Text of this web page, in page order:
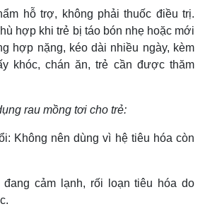
hỗ trợ, không phải thuốc điều trị.
hợp khi trẻ bị táo bón nhẹ hoặc mới
hợp nặng, kéo dài nhiều ngày, kèm
khóc, chán ăn, trẻ cần được thăm
rau mồng tơi cho trẻ:
Không nên dùng vì hệ tiêu hóa còn
đang cảm lạnh, rối loạn tiêu hóa do